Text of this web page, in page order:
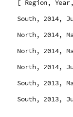
[ Region,
South, 2014,
North, 2014,
North, 2014,
North, 2014,
South, 2013,
South, 2013,